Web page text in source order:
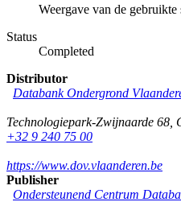
Weergave van de gebruikte
Status
Completed
Distributor
Databank Ondergrond
Technologiepark-Zwijnaarde 68
+32 9 240 75 00
https://www.dov.vlaanderen.be
Publisher
Ondersteunend Centrum